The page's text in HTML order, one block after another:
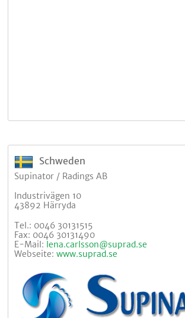
Schweden
Supinator / Radings AB
Industrivägen 10
43892 Härryda
Tel.: 0046 30131515
Fax: 0046 30131490
E-Mail: lena.carlsson@suprad.se
Webseite:www.suprad.se